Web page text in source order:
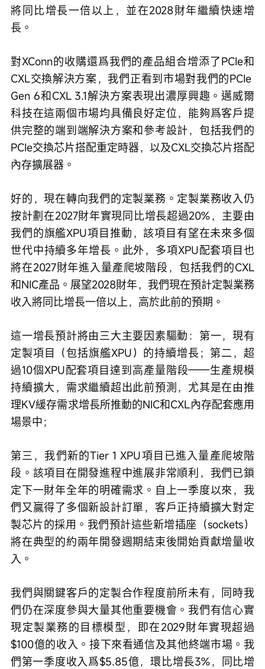
將同比增長一倍以上，並在2028財年繼續快速增
長。
對XConn的收購還爲我們的產品組合增添了PCIe和
CXL交換解決方案，我們正看到市場對我們的PCIe
Gen 6和CXL 3.1解決方案表現出濃厚興趣。邁威爾
科技在這兩個市場均具備良好定位，能夠爲客戶提
供完整的端到端解決方案和參考設計，包括我們的
PCIe交換芯片搭配重定時器，以及CXL交換芯片搭配
內存擴展器。
好的，現在轉向我們的定製業務。定製業務收入仍
按計劃在2027財年實現同比增長超過20%，主要由
我們的旗艦XPU項目推動，該項目有望在未來多個
世代中持續多年增長。此外，多項XPU配套項目也
將在2027財年進入量產爬坡階段，包括我們的CXL
和NIC產品。展望2028財年，我們現在預計定製業務
收入將同比增長一倍以上，高於此前的預期。
這一增長預計將由三大主要因素驅動：第一，現有
定製項目（包括旗艦XPU）的持續增長；第二，超
過10個XPU配套項目達到高產量階段——生產規模
持續擴大，需求繼續超出此前預測，尤其是在由推
理KV緩存需求增長所推動的NIC和CXL內存配套應用
場景中；
第三，我們新的Tier 1 XPU項目已進入量產爬坡階
段。該項目在開發進程中進展非常順利，我們已鎖
定下一財年全年的明確需求。自上一季度以來，我
們又贏得了多個新設計訂單，客戶正持續擴大對定
製芯片的採用。我們預計這些新增插座（sockets）
將在典型的約兩年開發週期結束後開始貢獻增量收
入。
我們與關鍵客戶的定製合作程度前所未有，同時我
們仍在深度參與大量其他重要機會。我們有信心實
現定製業務的目標模型，即在2029財年實現超過
$100億的收入。接下來看通信及其他終端市場。我
們第一季度收入爲$5.85億，環比增長3%，同比增